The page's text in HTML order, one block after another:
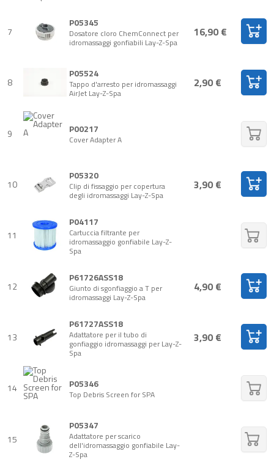
7
P05345
Dosatore cloro ChemConnect per
idromassaggi gonfiabili Lay-Z-Spa
16,90 €
8
P05524
Tappo d'arresto per idromassaggi
AirJet Lay-Z-Spa
2,90 €
9 P00217
Cover Adapter A
10
P05320
Clip di fissaggio per copertura
degli idromassaggi Lay-Z-Spa
3,90 €
11
P04117
Cartuccia filtrante per
idromassaggio gonfiabile Lay-Z-
Spa
12
P61726ASS18
Giunto di sgonfiaggio a T per
idromassaggi Lay-Z-Spa
4,90 €
13
P61727ASS18
Adattatore per il tubo di
gonfiaggio idromassaggi per Lay-Z-
Spa
3,90 €
14 P05346
Top Debris Screen for SPA
15
P05347
Adattatore per scarico
dell'idromassaggio gonfiabile Lay-
Z-Spa